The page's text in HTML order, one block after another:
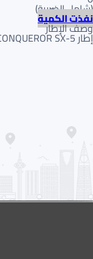
(شامل الضريبة)
نفذت الكمية
وصف الإطار
إطار CONQUEROR SX-5 هو إطار صيفي عالي الأداء. يتميز بـدعسة اتجاهية لـتصريف المياه الفائق والتماسك المحسن على الرطب. يوفر تحكماً سريع الاستجابة وثباتاً على السرعات العالية.